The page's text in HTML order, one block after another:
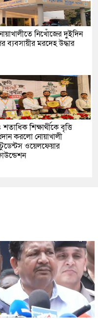
নিখোঁজের দুইদিন
ব্যবসায়ীর মরদেহ উদ্ধার
শিক্ষার্থীকে বৃত্তি
করলো নোয়াখালী
ওয়েলফেয়ার